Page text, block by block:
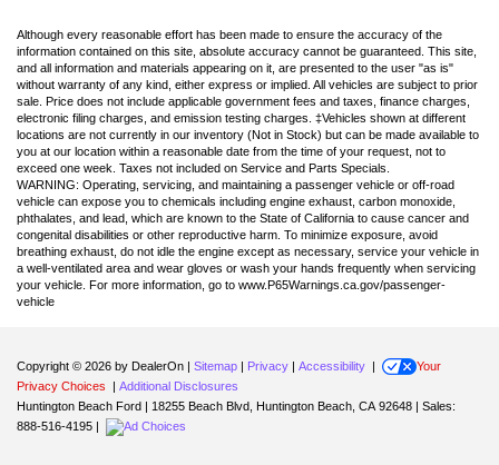
Although every reasonable effort has been made to ensure the accuracy of the
information contained on this site, absolute accuracy cannot be guaranteed. This site,
and all information and materials appearing on it, are presented to the user "as is"
without warranty of any kind, either express or implied. All vehicles are subject to prior
sale. Price does not include applicable government fees and taxes, finance charges,
electronic filing charges, and emission testing charges. ‡Vehicles shown at different
locations are not currently in our inventory (Not in Stock) but can be made available to
you at our location within a reasonable date from the time of your request, not to
exceed one week. Taxes not included on Service and Parts Specials.
WARNING: Operating, servicing, and maintaining a passenger vehicle or off-road
vehicle can expose you to chemicals including engine exhaust, carbon monoxide,
phthalates, and lead, which are known to the State of California to cause cancer and
congenital disabilities or other reproductive harm. To minimize exposure, avoid
breathing exhaust, do not idle the engine except as necessary, service your vehicle in
a well-ventilated area and wear gloves or wash your hands frequently when servicing
your vehicle. For more information, go to www.P65Warnings.ca.gov/passenger-
vehicle
Copyright © 2026 by DealerOn | Sitemap | Privacy | Accessibility |
Your
Privacy Choices
| Additional Disclosures
Huntington Beach Ford | 18255 Beach Blvd, Huntington Beach, CA 92648 | Sales:
888-516-4195 |